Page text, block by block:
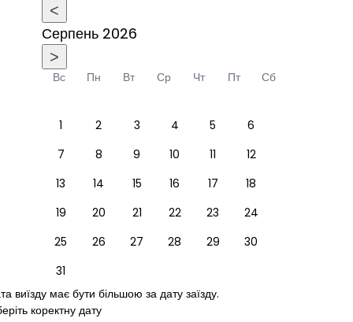
<
Серпень 2026
>
Вс Пн Вт Ср Чт Пт Сб
1 2 3 4 5
6
7
8 9 10 11
12
13
14 15 16 17
18
19
20 21 22 23
24
25
26 27 28 29
30
31
виїзду має бути більшою за дату заїзду.
коректну дату
Гості
1 Дорослий>
Дорослі
Від 13 років
- +
Введіть дійсний